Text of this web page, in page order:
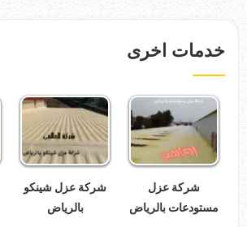
خدمات اخرى
شركة عزل
مستودعات بالرياض
شركة عزل شينكو
بالرياض